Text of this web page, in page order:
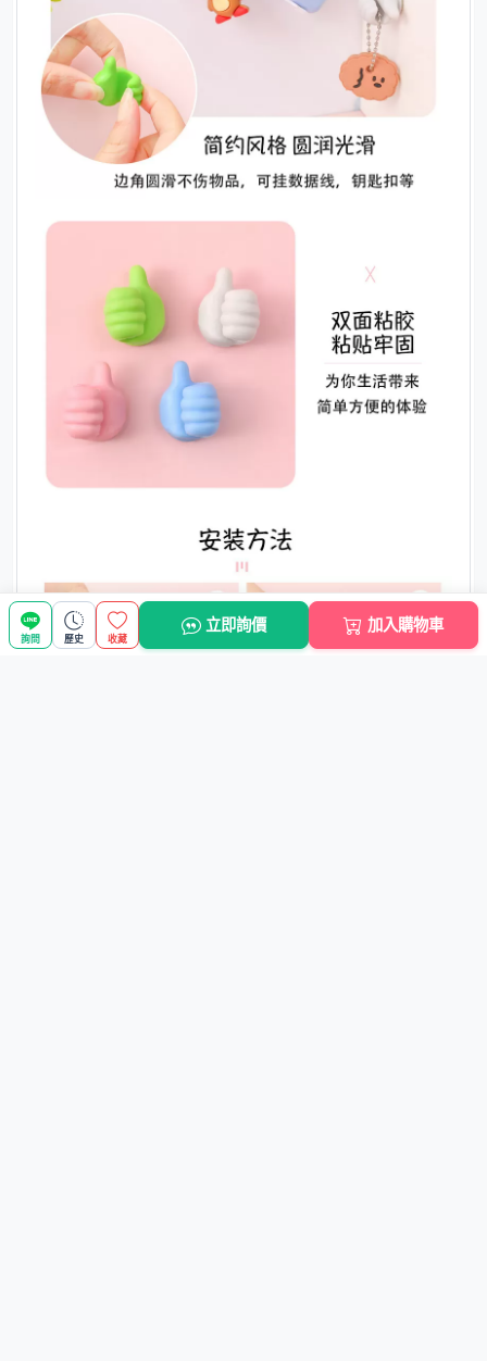
詢問 歷史 收藏
立即詢價 加入購物車